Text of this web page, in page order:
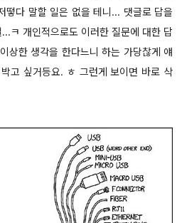
떻다 말할 일은 없을 테니... 댓글로 답을
ㅋ 개인적으로도 이러한 질문에 대한 답
상한 생각을 한다느니 하는 가당찮게 얘
고 싶거등요. ㅎ 그런게 보이면 바로 삭